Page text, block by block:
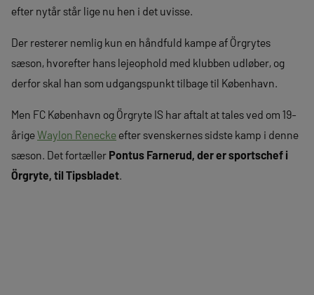
efter nytår står lige nu hen i det uvisse.
Der resterer nemlig kun en håndfuld kampe af Örgrytes
sæson, hvorefter hans lejeophold med klubben udløber, og
derfor skal han som udgangspunkt tilbage til København.
Men FC København og Örgryte IS har aftalt at tales ved om 19-
årigeWaylon Renecke efter svenskernes sidste kamp i denne
sæson. Det fortæller Pontus Farnerud, der er sportschef i
Örgryte, til Tipsbladet.